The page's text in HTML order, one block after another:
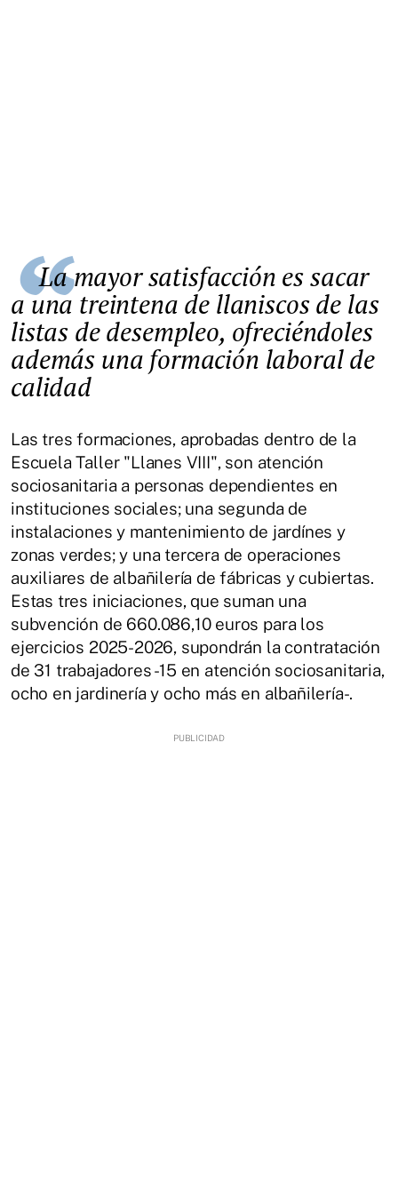
La mayor satisfacción es sacar
a una treintena de llaniscos de las
listas de desempleo, ofreciéndoles
además una formación laboral de
calidad
Las tres formaciones, aprobadas dentro de la
Escuela Taller "Llanes VIII", son atención
sociosanitaria a personas dependientes en
instituciones sociales; una segunda de
instalaciones y mantenimiento de jardínes y
zonas verdes; y una tercera de operaciones
auxiliares de albañilería de fábricas y cubiertas.
Estas tres iniciaciones, que suman una
subvención de 660.086,10 euros para los
ejercicios 2025-2026, supondrán la contratación
de 31 trabajadores -15 en atención sociosanitaria,
ocho en jardinería y ocho más en albañilería-.